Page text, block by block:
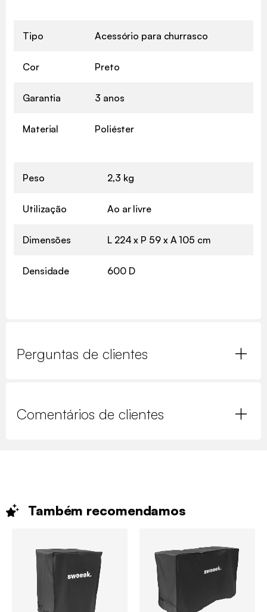
Tipo Acessório para churrasco
Cor Preto
Garantia 3 anos
Material Poliéster
Peso 2,3 kg
Utilização Ao ar livre
Dimensões L 224 x P 59 x A 105 cm
Densidade 600 D
Perguntas de clientes
Comentários de clientes
Também recomendamos